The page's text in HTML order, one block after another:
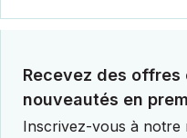
Recevez des
nouveautés en
Inscrivez-vous à notre